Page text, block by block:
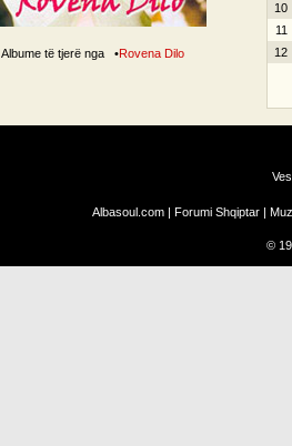
Albume të tjerë nga •Rovena Dilo
10
11
12
Albasoul.com | Forumi Shqiptar |
©